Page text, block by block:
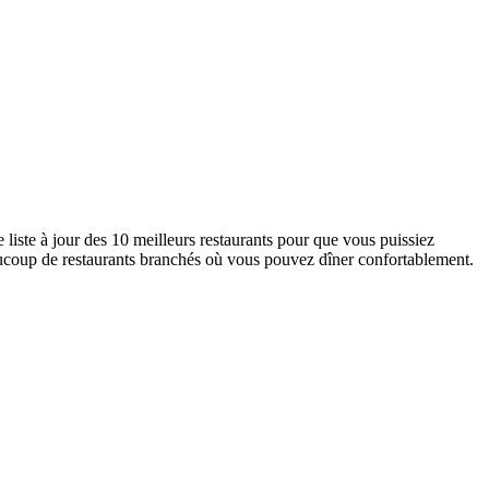
à jour des 10 meilleurs restaurants pour que vous puissiez
de restaurants branchés où vous pouvez dîner confortablement.